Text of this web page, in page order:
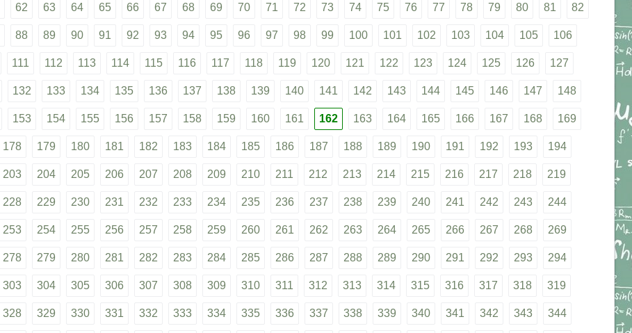
62 63 64 65 66 67 68 69 70 71 72 73 74 75 76 77 78 79 80 81 82
88 89 90 91 92 93 94 95 96 97 98 99 100 101 102 103 104 105 106
111 112 113 114 115 116 117 118 119 120 121 122 123 124 125 126 127
132 133 134 135 136 137 138 139 140 141 142 143 144 145 146 147 148
153 154 155 156 157 158 159 160 161 162 163 164 165 166 167 168 169
178 179 180 181 182 183 184 185 186 187 188 189 190 191 192 193 194
203 204 205 206 207 208 209 210 211 212 213 214 215 216 217 218 219
228 229 230 231 232 233 234 235 236 237 238 239 240 241 242 243 244
253 254 255 256 257 258 259 260 261 262 263 264 265 266 267 268 269
278 279 280 281 282 283 284 285 286 287 288 289 290 291 292 293 294
303 304 305 306 307 308 309 310 311 312 313 314 315 316 317 318 319
328 329 330 331 332 333 334 335 336 337 338 339 340 341 342 343 344